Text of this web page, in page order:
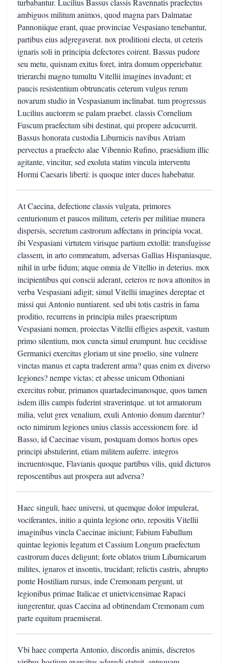
turbabantur. Lucilius Bassus classis Ravennatis praefectus
ambiguos militum animos, quod magna pars Dalmatae
Pannoniique erant, quae provinciae Vespasiano tenebantur,
partibus eius adgregaverat. nox proditioni electa, ut ceteris
ignaris soli in principia defectores coirent. Bassus pudore
seu metu, quisnam exitus foret, intra domum opperiebatur.
trierarchi magno tumultu Vitellii imagines invadunt; et
paucis resistentium obtruncatis ceterum vulgus rerum
novarum studio in Vespasianum inclinabat. tum progressus
Lucilius auctorem se palam praebet. classis Cornelium
Fuscum praefectum sibi destinat, qui propere adcucurrit.
Bassus honorata custodia Liburnicis navibus Atriam
pervectus a praefecto alae Vibennio Rufino, praesidium illic
agitante, vincitur, sed exoluta statim vincula interventu
Hormi Caesaris liberti: is quoque inter duces habebatur.
At Caecina, defectione classis vulgata, primores
centurionum et paucos militum, ceteris per militiae munera
dispersis, secretum castrorum adfectans in principia vocat.
ibi Vespasiani virtutem virisque partium extollit: transfugisse
classem, in arto commeatum, adversas Gallias Hispaniasque,
nihil in urbe fidum; atque omnia de Vitellio in deterius. mox
incipientibus qui conscii aderant, ceteros re nova attonitos in
verba Vespasiani adigit; simul Vitellii imagines dereptae et
missi qui Antonio nuntiarent. sed ubi totis castris in fama
proditio, recurrens in principia miles praescriptum
Vespasiani nomen, proiectas Vitellii effigies aspexit, vastum
primo silentium, mox cuncta simul erumpunt. huc cecidisse
Germanici exercitus gloriam ut sine proelio, sine vulnere
vinctas manus et capta traderent arma? quas enim ex diverso
legiones? nempe victas; et abesse unicum Othoniani
exercitus robur, primanos quartadecimanosque, quos tamen
isdem illis campis fuderint straverintque. ut tot armatorum
milia, velut grex venalium, exuli Antonio donum darentur?
octo nimirum legiones unius classis accessionem fore. id
Basso, id Caecinae visum, postquam domos hortos opes
principi abstulerint, etiam militem auferre. integros
incruentosque, Flavianis quoque partibus vilis, quid dicturos
reposcentibus aut prospera aut adversa?
Haec singuli, haec universi, ut quemque dolor impulerat,
vociferantes, initio a quinta legione orto, repositis Vitellii
imaginibus vincla Caecinae iniciunt; Fabium Fabullum
quintae legionis legatum et Cassium Longum praefectum
castrorum duces deligunt; forte oblatos trium Liburnicarum
milites, ignaros et insontis, trucidant; relictis castris, abrupto
ponte Hostiliam rursus, inde Cremonam pergunt, ut
legionibus primae Italicae et unietvicensimae Rapaci
iungerentur, quas Caecina ad obtinendam Cremonam cum
parte equitum praemiserat.
Vbi haec comperta Antonio, discordis animis, discretos